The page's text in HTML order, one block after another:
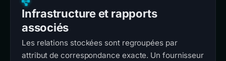
Infrastructure et rapports
associés
Les relations stockées sont regroupées par
attribut de correspondance exacte. Un fournisseur